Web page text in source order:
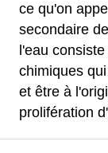
ce qu'on
secondaire
l'eau
chimiques
et être à
prolifération